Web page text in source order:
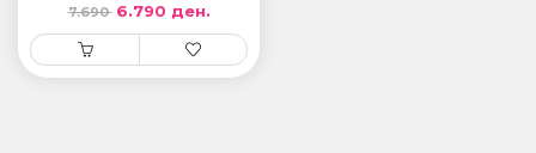
7.690 6.790 ден.